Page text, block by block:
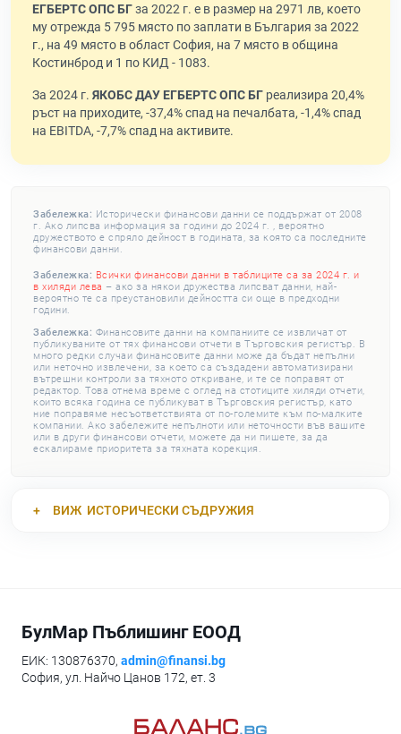
ЕГБЕРТС ОПС БГза 2022 г. е в размер на 2971 лв, което
му отрежда 5 795 място по заплати в България за 2022
г., на 49 място в област София, на 7 място в община
Костинброд и 1 по КИД - 1083.
За 2024 г. ЯКОБС ДАУ ЕГБЕРТС ОПС БГ реализира 20,4%
ръст на приходите, -37,4% спад на печалбата, -1,4% спад
на EBITDA, -7,7% спад на активите.
Забележка: Исторически финансови данни се поддържат от 2008
г. Ако липсва информация за години до 2024 г. , вероятно
дружеството е спряло дейност в годината, за която са последните
финансови данни.
Забележка: Всички финансови данни в таблиците са за 2024 г. и
в хиляди лева – ако за някои дружества липсват данни, най-
вероятно те са преустановили дейността си още в предходни
години.
Забележка: Финансовите данни на компаниите се извличат от
публикуваните от тях финансови отчети в Търговския регистър. В
много редки случаи финансовите данни може да бъдат непълни
или неточно извлечени, за което са създадени автоматизирани
вътрешни контроли за тяхното откриване, и те се поправят от
редактор. Това отнема време с оглед на стотиците хиляди отчети,
които всяка година се публикуват в Търговския регистър, като
ние поправяме несъответствията от по-големите към по-малките
компании. Ако забележите непълноти или неточности във вашите
или в други финансови отчети, можете да ни пишете, за да
ескалираме приоритета за тяхната корекция.
ВИЖ ИСТОРИЧЕСКИ СЪДРУЖИЯ
БулМар Пъблишинг ЕООД
ЕИК: 130876370, admin@finansi.bg
София, ул. Найчо Цанов 172, ет. 3